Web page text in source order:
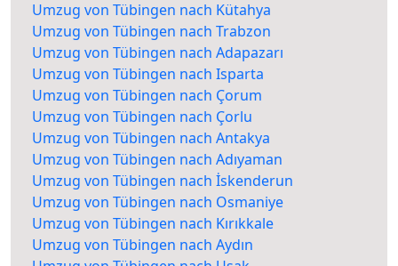
Umzug von Tübingen nach Kütahya
Umzug von Tübingen nach Trabzon
Umzug von Tübingen nach Adapazarı
Umzug von Tübingen nach Isparta
Umzug von Tübingen nach Çorum
Umzug von Tübingen nach Çorlu
Umzug von Tübingen nach Antakya
Umzug von Tübingen nach Adıyaman
Umzug von Tübingen nach İskenderun
Umzug von Tübingen nach Osmaniye
Umzug von Tübingen nach Kırıkkale
Umzug von Tübingen nach Aydın